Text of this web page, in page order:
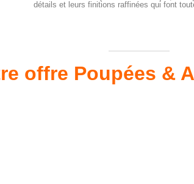
détails et leurs finitions raffinées qui font
offre Poupées &